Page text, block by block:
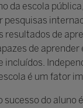
da escola
de
de
é um fator
do aluno